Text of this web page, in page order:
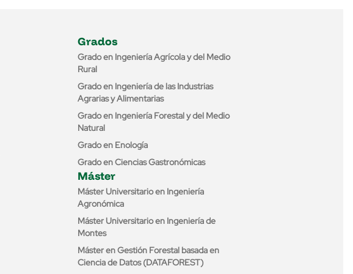
Grados
Grado en Ingeniería Agrícola y del Medio
Rural
Grado en Ingeniería de las Industrias
Agrarias y Alimentarias
Grado en Ingeniería Forestal y del Medio
Natural
Grado en Enología
Grado en Ciencias Gastronómicas
Máster
Máster Universitario en Ingeniería
Agronómica
Máster Universitario en Ingeniería de
Montes
Máster en Gestión Forestal basada en
Ciencia de Datos (DATAFOREST)